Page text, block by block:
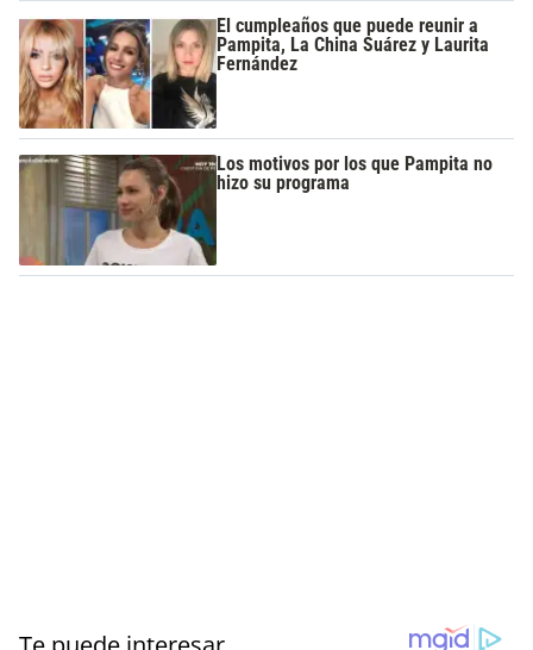
El cumpleaños que puede reunir a
Pampita, La China Suárez y Laurita
Fernández
Los motivos por los que Pampita no
hizo su programa